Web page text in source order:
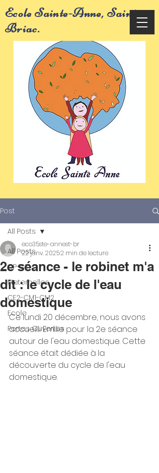
Ecole Sainte-Anne, Saint-
Briac.
Post
All Posts
CP-CE1
Maternelles
CE2-CM1-CM2
Ecole
Portes Ouvertes
All Posts
2e séance - le robinet m'a
dit : le cycle de l'eau
domestique
eco35ste-annest-br
22 janv. 20252 min de lecture
Ce lundi 20 décembre, nous avons
accueilli Emilie pour la 2e séance
autour de l'eau domestique. Cette
séance était dédiée à la
découverte du cycle de l'eau
domestique.